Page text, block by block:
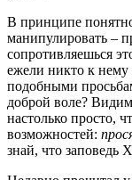
В принципе
манипулировать –
сопротивляешься
ежели никто к нему
подобными
доброй воле?
настолько просто,
возможностей:
знай, что заповедь